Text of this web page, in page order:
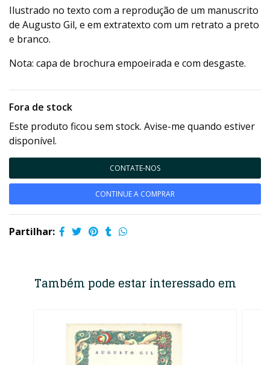
Ilustrado no texto com a reprodução de um manuscrito
de Augusto Gil, e em extratexto com um retrato a preto
e branco.
Nota: capa de brochura empoeirada e com desgaste.
Fora de stock
Este produto ficou sem stock. Avise-me quando estiver
disponível.
CONTATE-NOS
CONTINUE A COMPRAR
Partilhar:
Também pode estar interessado em